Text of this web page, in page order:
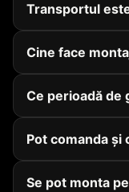
Transportul
Cine face
Ce perioadă de
Pot comanda și
Se pot monta